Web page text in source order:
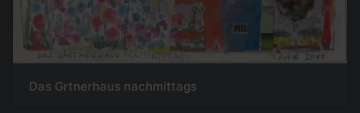
Das Grtnerhaus nachmittags